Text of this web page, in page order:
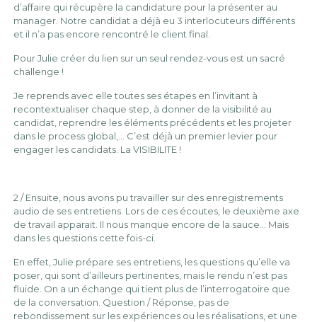
d’affaire qui récupère la candidature pour la présenter au
manager. Notre candidat a déjà eu 3 interlocuteurs différents
et il n’a pas encore rencontré le client final.
Pour Julie créer du lien sur un seul rendez-vous est un sacré
challenge !
Je reprends avec elle toutes ses étapes en l’invitant à
recontextualiser chaque step, à donner de la visibilité au
candidat, reprendre les éléments précédents et les projeter
dans le process global,… C’est déjà un premier levier pour
engager les candidats. La VISIBILITE !
2 / Ensuite, nous avons pu travailler sur des enregistrements
audio de ses entretiens. Lors de ces écoutes, le deuxième axe
de travail apparait. Il nous manque encore de la sauce… Mais
dans les questions cette fois-ci.
En effet, Julie prépare ses entretiens, les questions qu’elle va
poser, qui sont d’ailleurs pertinentes, mais le rendu n’est pas
fluide. On a un échange qui tient plus de l’interrogatoire que
de la conversation. Question / Réponse, pas de
rebondissement sur les expériences ou les réalisations, et une